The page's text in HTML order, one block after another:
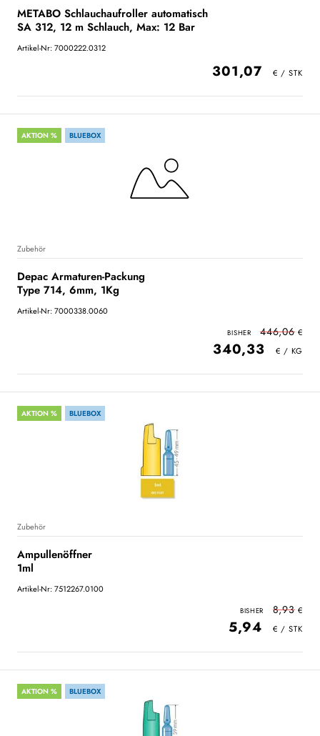
METABO Schlauchaufroller automatisch
SA 312, 12 m Schlauch, Max: 12 Bar
Artikel-Nr: 7000222.0312
301,07
AKTION % BLUEBOX
Zubehör
Depac Armaturen-Packung
Type 714, 6mm, 1Kg
Artikel-Nr: 7000338.0060
446,06
340,33
AKTION % BLUEBOX
Zubehör
Ampullenöffner
1ml
Artikel-Nr: 7512267.0100
8,93
5,94
AKTION % BLUEBOX